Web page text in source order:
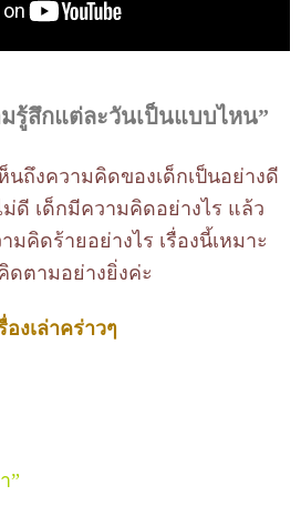
รู้สึกแต่ละวันเป็นแบบไหน”
ถึงความคิดของเด็กเป็นอย่างดี
ม่ดี เด็กมีความคิดอย่างไร แล้ว
มคิดร้ายอย่างไร เรื่องนี้เหมาะ
ดตามอย่างยิ่งค่ะ
องเล่าคร่าวๆ
”